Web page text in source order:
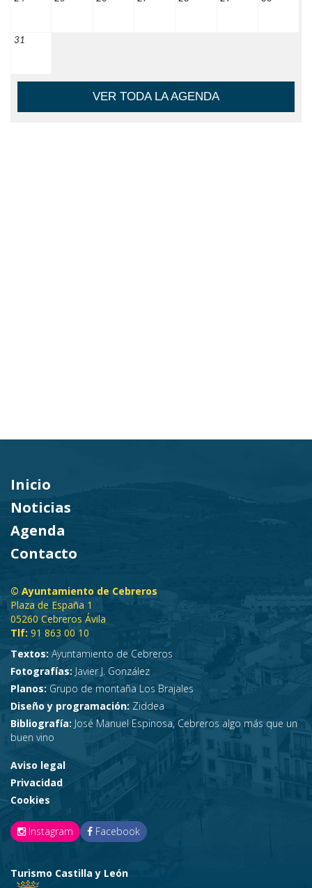
31
VER TODA LA AGENDA
Inicio
Noticias
Agenda
Contacto
© Ayuntamiento de Cebreros
Plaza de España 1
05260 Cebreros Ávila
Tlf: 91 863 00 10
Textos: Ayuntamiento de Cebreros
Fotografías: Javier J. González
Planos: Grupo de montaña Los Brajales
Diseño y programación: Ziddea
Bibliografía: José Manuel Espinosa, Cebreros algo más que un
buen vino
Aviso legal
Privacidad
Cookies
Instagram Facebook
Turismo Castilla y León